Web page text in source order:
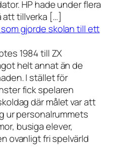
HP hade under flera
att tillverka […]
gjorde skolan till ett
1984 till ZX
helt annat än de
I stället för
fick spelaren
där målet var att
ur personalrummets
busiga elever,
ovanligt fri spelvärld